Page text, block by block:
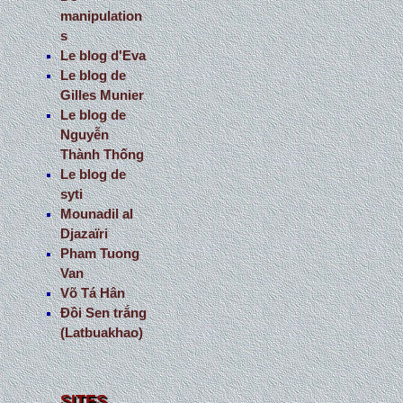
manipulation
s
Le blog d'Eva
Le blog de
Gilles Munier
Le blog de
Nguyễn
Thành Thống
Le blog de
syti
Mounadil al
Djazaïri
Pham Tuong
Van
Võ Tá Hân
Đồi Sen trắng
(Latbuakhao)